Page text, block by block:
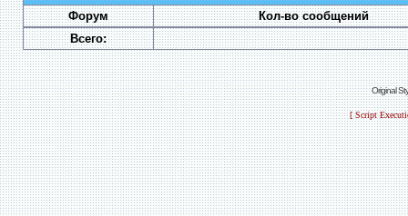
Форум
Кол-во сообщений
Всего:
Original
[ Script